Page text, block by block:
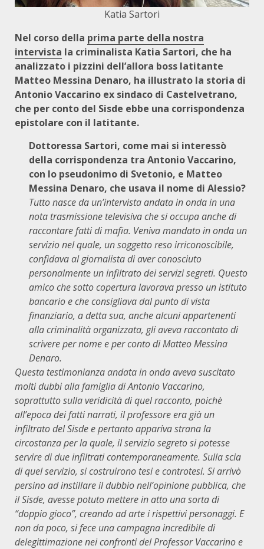
Katia Sartori
Nel corso della prima parte della nostra
intervista la criminalista Katia Sartori, che ha
analizzato i pizzini dell’allora boss latitante
Matteo Messina Denaro, ha illustrato la storia di
Antonio Vaccarino ex sindaco di Castelvetrano,
che per conto del Sisde ebbe una corrispondenza
epistolare con il latitante.
Dottoressa Sartori, come mai si interessò
della corrispondenza tra Antonio Vaccarino,
con lo pseudonimo di Svetonio, e Matteo
Messina Denaro, che usava il nome di Alessio?
Tutto nasce da un’intervista andata in onda in una
nota trasmissione televisiva che si occupa anche di
raccontare fatti di mafia. Veniva mandato in onda un
servizio nel quale, un soggetto reso irriconoscibile,
confidava al giornalista di aver conosciuto
personalmente un infiltrato dei servizi segreti. Questo
amico che sotto copertura lavorava presso un istituto
bancario e che consigliava dal punto di vista
finanziario, a detta sua, anche alcuni appartenenti
alla criminalità organizzata, gli aveva raccontato di
scrivere per nome e per conto di Matteo Messina
Denaro.
Questa testimonianza andata in onda aveva suscitato
molti dubbi alla famiglia di Antonio Vaccarino,
soprattutto sulla veridicità di quel racconto, poichè
all’epoca dei fatti narrati, il professore era già un
infiltrato del Sisde e pertanto appariva strana la
circostanza per la quale, il servizio segreto si potesse
servire di due infiltrati contemporaneamente. Sulla scia
di quel servizio, si costruirono tesi e controtesi. Si arrivò
persino ad instillare il dubbio nell’opinione pubblica, che
il Sisde, avesse potuto mettere in atto una sorta di
“doppio gioco”, creando ad arte i rispettivi personaggi. E
non da poco, si fece una campagna incredibile di
delegittimazione nei confronti del Professor Vaccarino e